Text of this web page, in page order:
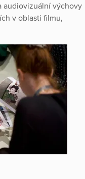
audiovizuální výchovy
v oblasti filmu,